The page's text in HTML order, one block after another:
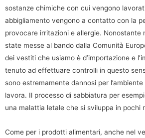
sostanze chimiche con cui vengono
abbigliamento vengono a contatto con la
provocare irritazioni e allergie. Nonostante
state messe al bando dalla Comunità
dei vestiti che usiamo è d’importazione e
tenuto ad effettuare controlli in questo
sono estremamente dannosi per
lavora. Il processo di sabbiatura per
una malattia letale che si sviluppa in pochi
Come per i prodotti alimentari, anche nel